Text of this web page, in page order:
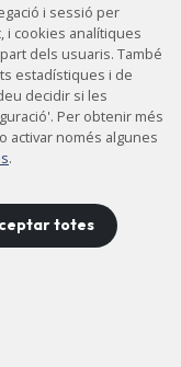
i sessió per
i cookies analítiques
dels usuaris. També
estadístiques i de
decidir si les
Per obtenir més
activar només algunes
.
totes